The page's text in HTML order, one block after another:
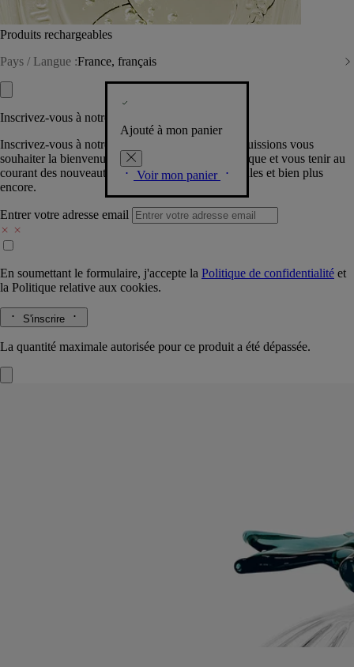
Produits rechargeables
Pays / Langue :France, français
Ajouté à mon panier
Voir mon panier
Inscrivez-vous à notre Newsletter
Inscrivez-vous à notre newsletter pour que nous puissions vous
souhaiter la bienvenue dans la communauté Diptyque et vous tenir au
courant des nouveautés, événements, offres spéciales et bien plus
encore.
Entrer votre adresse email
En soumettant le formulaire, j'accepte la Politique de confidentialité et
la Politique relative aux cookies.
S'inscrire
La quantité maximale autorisée pour ce produit a été dépassée.
Façonné à la main par un maître verrier italien, le couvercle Baies
habille délicatement la bougie, préservant ses accords fruités et fleuris.
Ode à la nature en hommage à l’Herbier des senteurs de Diptyque, à